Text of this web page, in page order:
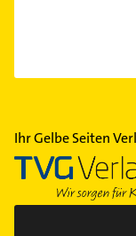
Ihr Gelbe Seiten